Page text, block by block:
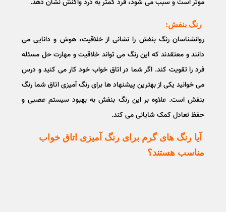
موثر است و سبب می شود، فرد کمتر به درد واکنش نشان دهد.
رنگ بنفش:
روانشناسان رنگ بنفش را نشانی از خلاقیت، هوش و دانایی می
دانند و معتقدند که این رنگ می تواند خلاقیت و مهارت حل مسئله
فرد را تقویت کند. اگر شما در اتاق خواب خود کار می کنید و درس
می خوانید یکی از بهترین پیشنهاد ها برای رنگ آمیزی اتاق شما رنگ
بنفش است. علاوه بر این رنگ بنفش به بهبود سیستم عصبی و
حفظ تعادل کمک شایانی می کند.
آیا رنگ های گرم برای رنگ آمیزی اتاق خواب
مناسب هستند؟